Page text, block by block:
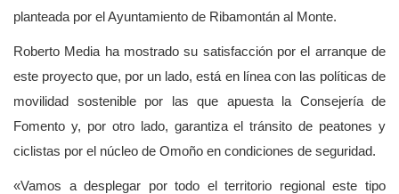
planteada por el Ayuntamiento de Ribamontán al Monte.
Roberto Media ha mostrado su satisfacción por el arranque de
este proyecto que, por un lado, está en línea con las políticas de
movilidad sostenible por las que apuesta la Consejería de
Fomento y, por otro lado, garantiza el tránsito de peatones y
ciclistas por el núcleo de Omoño en condiciones de seguridad.
«Vamos a desplegar por todo el territorio regional este tipo